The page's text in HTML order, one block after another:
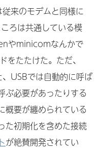
来のモデムと同様に
ろは共通している模
やminicomなんかで
をたたけた。ただ、
、USBでは自動的に呼ば
ぶ必要があったりする
概要が纏められている
た初期化を含めた接続
が絶賛開発されてい